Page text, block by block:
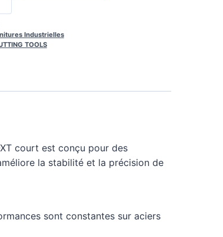
Industrielles
TOOLS
court est conçu pour des
la stabilité et la précision de
sont constantes sur aciers